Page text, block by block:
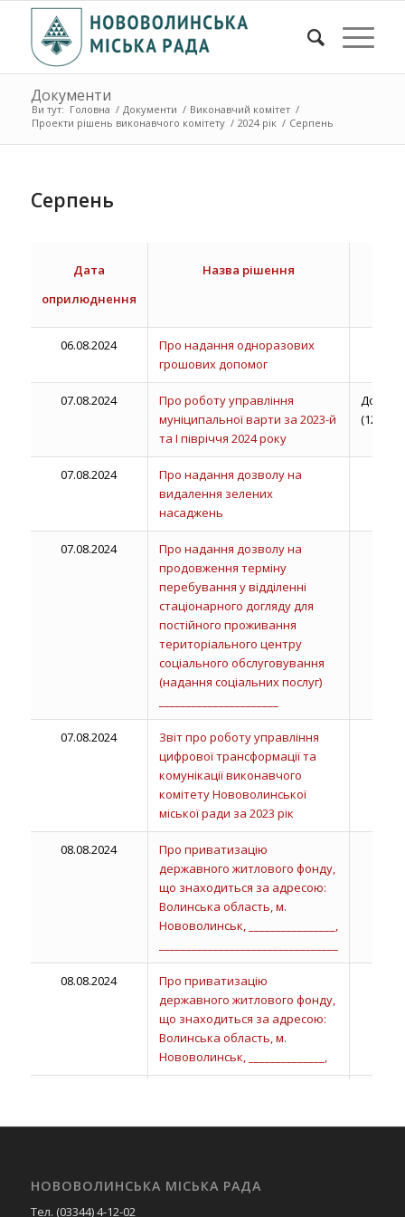
Документи
Ви тут: Головна / Документи / Виконавчий комітет /
Проекти рішень виконавчого комітету / 2024 рік / Серпень
Серпень
Дата
оприлюднення
Назва рішення
06.08.2024
Про надання одноразових
грошових допомог
07.08.2024
Про роботу управління
муніципальної варти за 2023-й
та І півріччя 2024 року
07.08.2024
Про надання дозволу на
видалення зелених
насаджень
07.08.2024
Про надання дозволу на
продовження терміну
перебування у відділенні
стаціонарного догляду для
постійного проживання
територіального центру
соціального обслуговування
(надання соціальних послуг)
07.08.2024
Звіт про роботу управління
цифрової трансформації та
комунікації виконавчого
комітету Нововолинської
міської ради за 2023 рік
08.08.2024
Про приватизацію
державного житлового фонду,
що знаходиться за адресою:
Волинська область, м.
Нововолинськ, ________________,
08.08.2024
Про приватизацію
державного житлового фонду,
що знаходиться за адресою:
Волинська область, м.
Нововолинськ, ______________,
що знаходиться за адресою:
______________________________
НОВОВОЛИНСЬКА МІСЬКА РАДА
Тел. (03344) 4-12-02